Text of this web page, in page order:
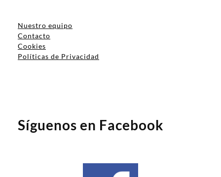
Nuestro equipo
Contacto
Cookies
Políticas de Privacidad
Síguenos en Facebook